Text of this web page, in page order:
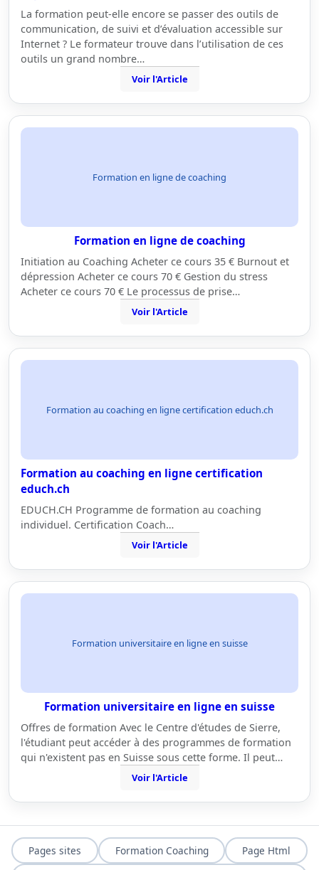
La formation peut-elle encore se passer des outils de
communication, de suivi et d’évaluation accessible sur
Internet ? Le formateur trouve dans l’utilisation de ces
outils un grand nombre…
Voir l'Article
Formation en ligne de coaching
Formation en ligne de coaching
Initiation au Coaching Acheter ce cours 35 € Burnout et
dépression Acheter ce cours 70 € Gestion du stress
Acheter ce cours 70 € Le processus de prise…
Voir l'Article
Formation au coaching en ligne certification educh.ch
Formation au coaching en ligne certification
educh.ch
EDUCH.CH Programme de formation au coaching
individuel. Certification Coach…
Voir l'Article
Formation universitaire en ligne en suisse
Formation universitaire en ligne en suisse
Offres de formation Avec le Centre d'études de Sierre,
l'étudiant peut accéder à des programmes de formation
qui n'existent pas en Suisse sous cette forme. Il peut…
Voir l'Article
Pages sites Formation Coaching Page Html